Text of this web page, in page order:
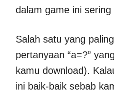
dalam game ini
Salah satu yang
pertanyaan “a=?”
kamu download).
ini baik-baik sebab